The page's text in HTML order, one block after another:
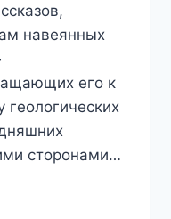
навеянных
его к
сторонами…